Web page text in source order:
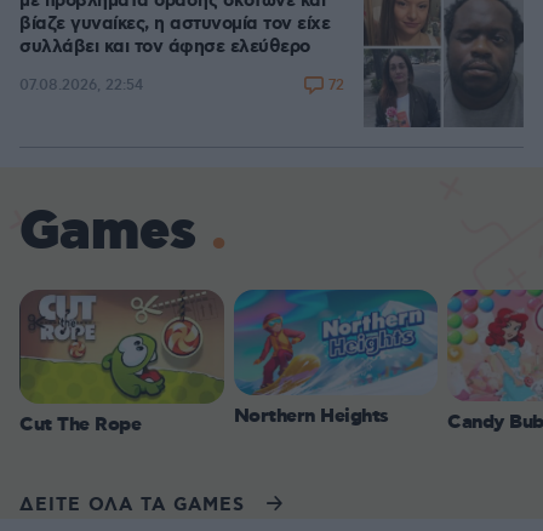
βίαζε γυναίκες, η αστυνομία τον είχε
συλλάβει και τον άφησε ελεύθερο
07.08.2026, 22:54 72
Games
Cut The Rope Northern Heights Candy
ΔΕΙΤΕ ΟΛΑ ΤΑ GAMES